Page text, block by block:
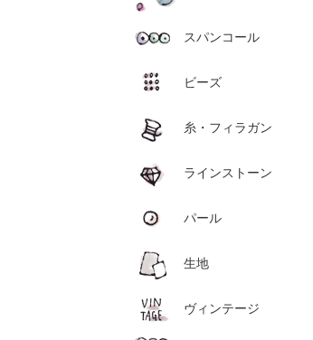
スパンコール
ビーズ
糸・フィラガン
ラインストーン
パール
生地
ヴィンテージ